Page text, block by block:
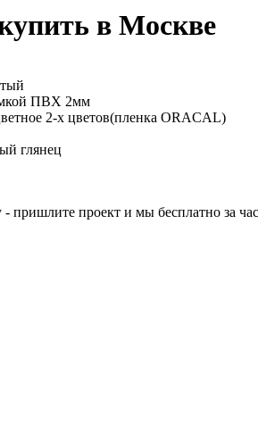
в Москве
ПВХ 2мм
2-х цветов(пленка ORACAL)
глянец
пришлите проект и мы бесплатно за